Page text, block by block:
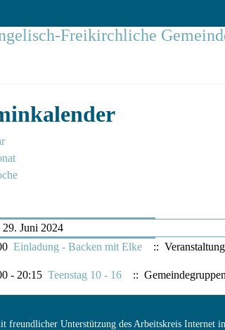
29. Juni 2024
Einladung - Backen mit Elke ::
- 20:15 Teenstag 10 - 16 :: Gemeindegruppen
freundlicher Unterstützung des Arbeitskreis Internet